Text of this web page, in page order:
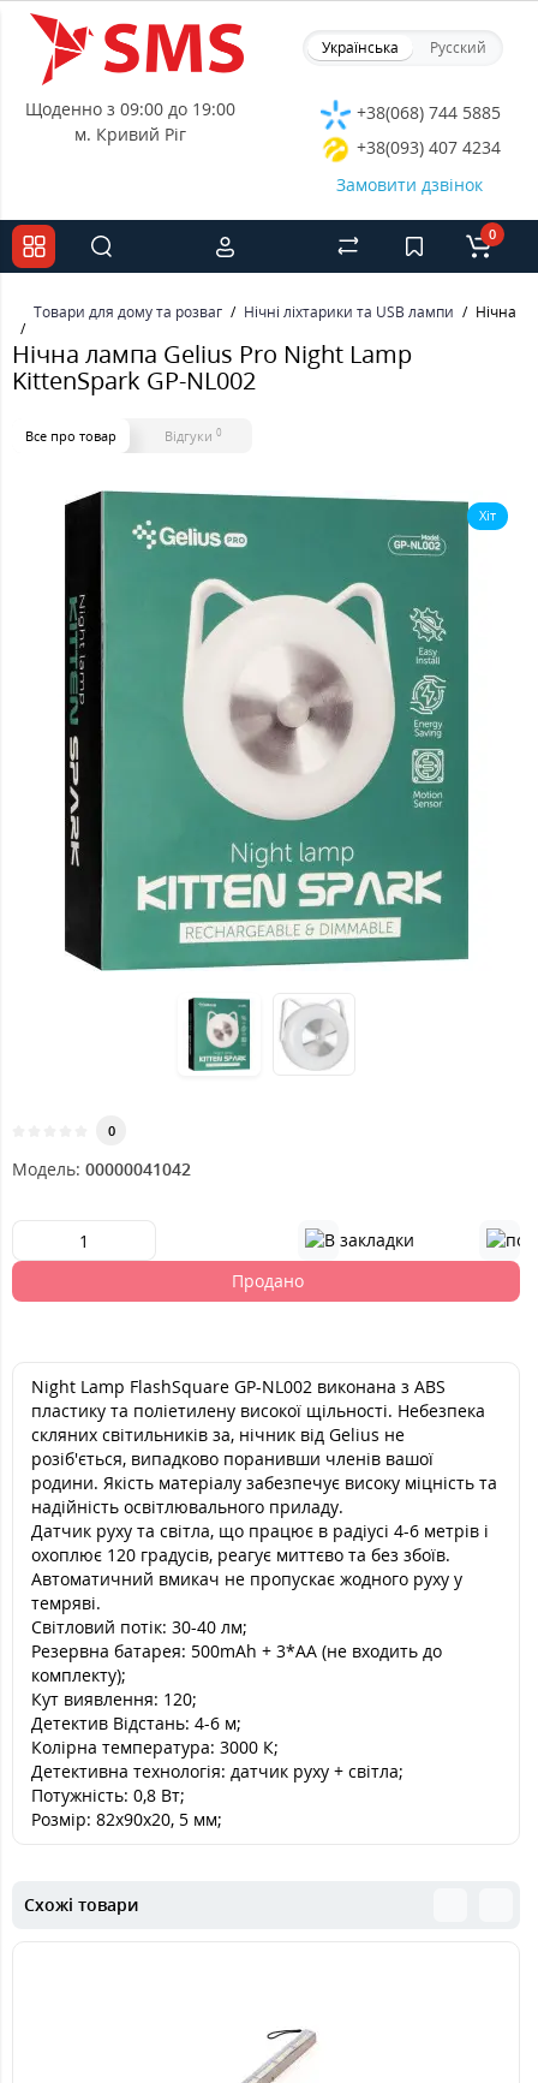
Українська Русский
Щоденно з 09:00 до 19:00
м. Кривий Ріг
+38(068) 744 5885
+38(093) 407 4234
Замовити дзвінок
0
Товари для дому та розваг Нічні ліхтарики та USB лампи Нічна
Нічна лампа Gelius Pro Night Lamp
KittenSpark GP-NL002
Все про товар Відгуки 0
Хіт
0
Модель: 00000041042
Продано
Night Lamp FlashSquare GP-NL002 виконана з ABS
пластику та поліетилену високої щільності. Небезпека
скляних світильників за, нічник від Gelius не
розіб'ється, випадково поранивши членів вашої
родини. Якість матеріалу забезпечує високу міцність та
надійність освітлювального приладу.
Датчик руху та світла, що працює в радіусі 4-6 метрів і
охоплює 120 градусів, реагує миттєво та без збоїв.
Автоматичний вмикач не пропускає жодного руху у
темряві.
Світловий потік: 30-40 лм;
Резервна батарея: 500mAh + 3*AA (не входить до
комплекту);
Кут виявлення: 120;
Детектив Відстань: 4-6 м;
Колірна температура: 3000 К;
Детективна технологія: датчик руху + світла;
Потужність: 0,8 Вт;
Розмір: 82x90x20, 5 мм;
Схожі товари